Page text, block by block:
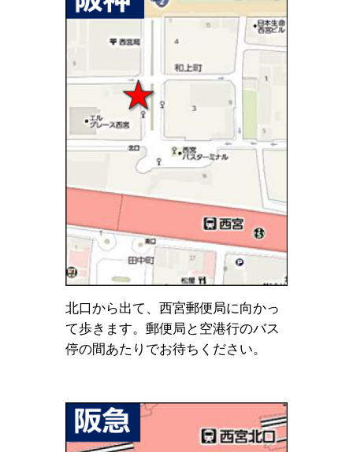
北口から出て、西宮郵便局に向かっ
て歩きます。郵便局と空港行のバス
停の間あたりでお待ちください。